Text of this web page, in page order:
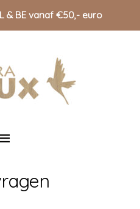
& BE vanaf €50,- euro